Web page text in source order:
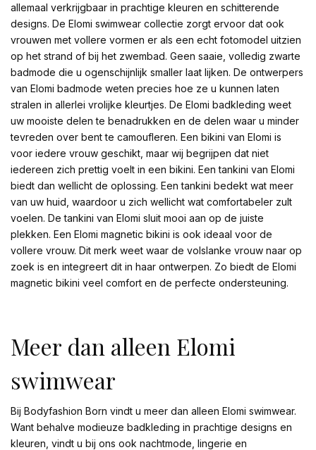
allemaal verkrijgbaar in prachtige kleuren en schitterende
designs. De Elomi swimwear collectie zorgt ervoor dat ook
vrouwen met vollere vormen er als een echt fotomodel uitzien
op het strand of bij het zwembad. Geen saaie, volledig zwarte
badmode die u ogenschijnlijk smaller laat lijken. De ontwerpers
van Elomi badmode weten precies hoe ze u kunnen laten
stralen in allerlei vrolijke kleurtjes. De Elomi badkleding weet
uw mooiste delen te benadrukken en de delen waar u minder
tevreden over bent te camoufleren. Een bikini van Elomi is
voor iedere vrouw geschikt, maar wij begrijpen dat niet
iedereen zich prettig voelt in een bikini. Een tankini van Elomi
biedt dan wellicht de oplossing. Een tankini bedekt wat meer
van uw huid, waardoor u zich wellicht wat comfortabeler zult
voelen. De tankini van Elomi sluit mooi aan op de juiste
plekken. Een Elomi magnetic bikini is ook ideaal voor de
vollere vrouw. Dit merk weet waar de volslanke vrouw naar op
zoek is en integreert dit in haar ontwerpen. Zo biedt de Elomi
magnetic bikini veel comfort en de perfecte ondersteuning.
Meer dan alleen Elomi
swimwear
Bij Bodyfashion Born vindt u meer dan alleen Elomi swimwear.
Want behalve modieuze badkleding in prachtige designs en
kleuren, vindt u bij ons ook nachtmode, lingerie en